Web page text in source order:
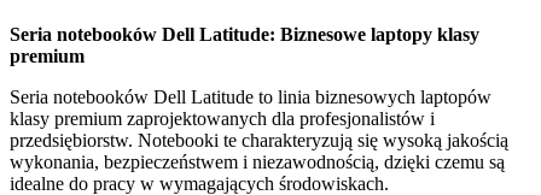
Seria notebooków Dell Latitude: Biznesowe laptopy klasy
premium
Seria notebooków Dell Latitude to linia biznesowych laptopów
klasy premium zaprojektowanych dla profesjonalistów i
przedsiębiorstw. Notebooki te charakteryzują się wysoką jakością
wykonania, bezpieczeństwem i niezawodnością, dzięki czemu są
idealne do pracy w wymagających środowiskach.